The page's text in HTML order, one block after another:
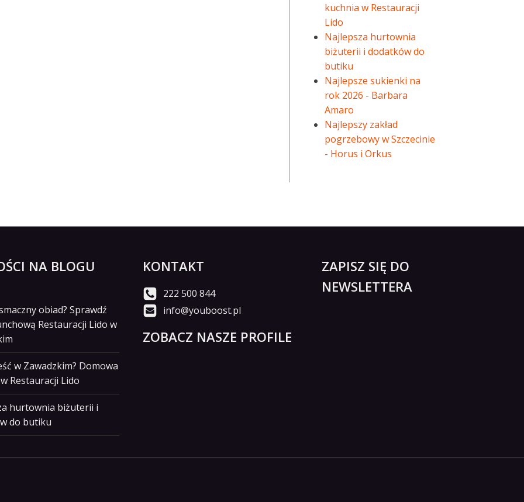
kuchnia w Restauracji
Lido
Najlepsza hurtownia
biżuterii i dodatków do
butiku
Najlepsze sukienki na
rok 2026 - Barbara
Amaro
Najlepszy zakład
pogrzebowy w Szczecinie
- Horus i Orkus
NA BLOGU
obiad? Sprawdź
Restauracji Lido w
w Zawadzkim? Domowa
Restauracji Lido
hurtownia biżuterii i
do butiku
KONTAKT
222 500 844
info@youboost.pl
ZOBACZ NASZE PROFILE
ZAPISZ SIĘ DO
NEWSLETTERA